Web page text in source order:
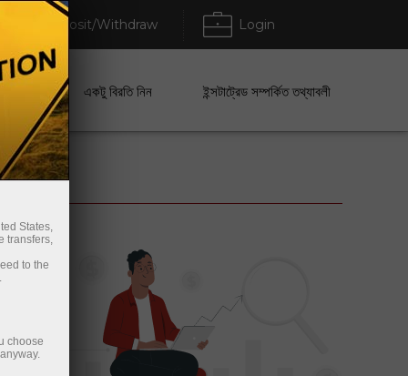
Deposit/Withdraw Login
একটু বিরতি নিন ইন্সটাট্রেড সম্পর্কিত তথ্যাবলী
States,
transfers,
to the
choose